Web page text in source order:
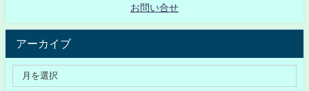
お問い合せ
アーカイブ